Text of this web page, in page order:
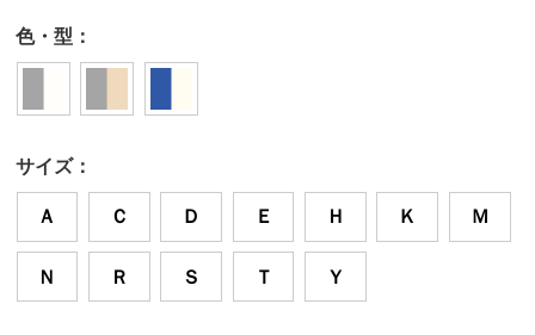
色・型：
サイズ：
Ａ Ｃ Ｄ Ｅ Ｈ Ｋ Ｍ
Ｎ Ｒ Ｓ Ｔ Ｙ